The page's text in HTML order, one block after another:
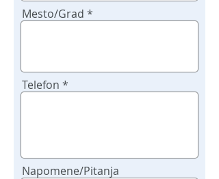
Mesto/Grad
Telefon
Napomene/Pitanja